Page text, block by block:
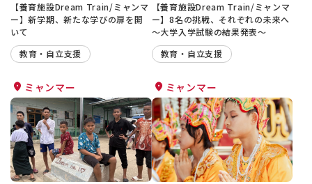
【養育施設Dream Train/ミャンマ
ー】新学期、新たな学びの扉を開
いて
教育・自立支援
【養育施設Dream Train/ミャンマ
ー】8名の挑戦、それぞれの未来へ
〜大学入学試験の結果発表〜
教育・自立支援
ミャンマー ミャンマー